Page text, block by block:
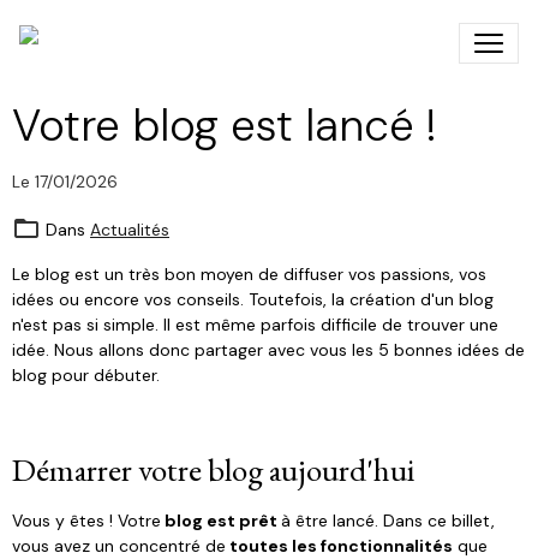
Votre blog est lancé !
Le 17/01/2026
Dans Actualités
Le blog est un très bon moyen de diffuser vos passions, vos
idées ou encore vos conseils. Toutefois, la création d'un blog
n'est pas si simple. Il est même parfois difficile de trouver une
idée. Nous allons donc partager avec vous les 5 bonnes idées de
blog pour débuter.
Démarrer votre blog aujourd'hui
Vous y êtes ! Votre blog est prêt à être lancé. Dans ce billet,
vous avez un concentré de toutes les fonctionnalités que